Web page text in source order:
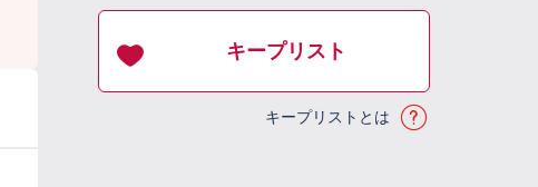
キープリスト
キープリストとは